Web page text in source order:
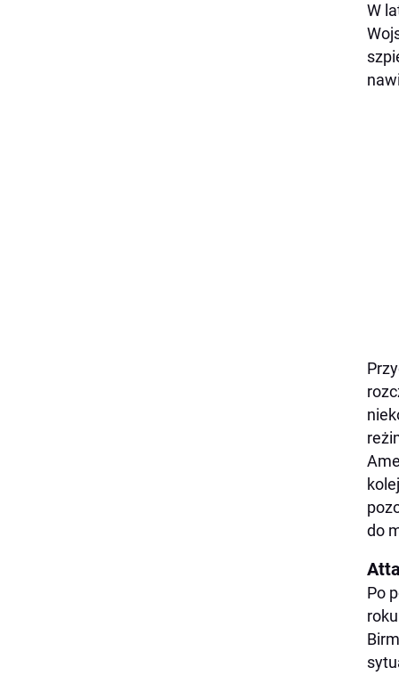
W
do
Po